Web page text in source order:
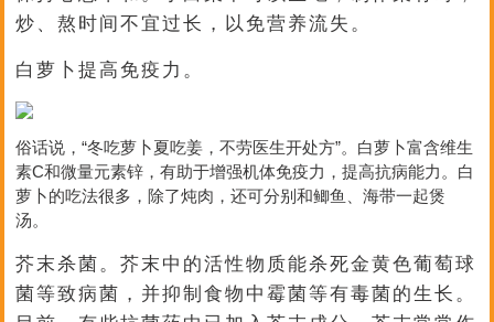
炒、熬时间不宜过长，以免营养流失。
白萝卜提高免疫力。
俗话说，“冬吃萝卜夏吃姜，不劳医生开处方”。白萝卜富含维生
素C和微量元素锌，有助于增强机体免疫力，提高抗病能力。白
萝卜的吃法很多，除了炖肉，还可分别和鲫鱼、海带一起煲
汤。
芥末杀菌。芥末中的活性物质能杀死金黄色葡萄球
菌等致病菌，并抑制食物中霉菌等有毒菌的生长。